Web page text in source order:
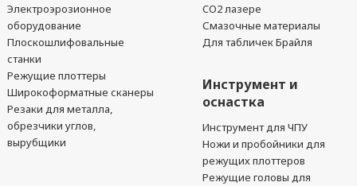
Электроэрозионное
оборудование
Плоскошлифовальные
станки
Режущие плоттеры
Широкоформатные сканеры
Резаки для металла,
обрезчики углов,
вырубщики
CO2 лазере
Смазочные материалы
Для табличек Брайля
Инструмент и
оснастка
Инструмент для ЧПУ
Ножи и пробойники для
режущих плоттеров
Режущие головы для